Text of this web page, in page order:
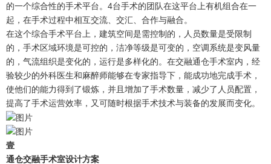
的一个综合性的手术平台。4台手术的团队在这平台上有机组合在一
起，在手术过程中相互交流、交汇、合作与融合。
在这个综合手术平台上，建筑空间是需控制的，人员数量是受限制
的，手术区域环境是可控的，洁净等级是可变的，空调系统是变风量
的，气流组织是变化的，运行是多样化的。在交融通仓手术室内，经
验较少的外科医生和麻醉师能够在专家指导下，能成功地完成手术，
使他们的能力得到了锻炼，并且增加了手术数量，减少了人员配置，
提高了手术运营效率，又可随时根据手术技术与装备的发展而变化。
壹
通仓交融手术室设计方案